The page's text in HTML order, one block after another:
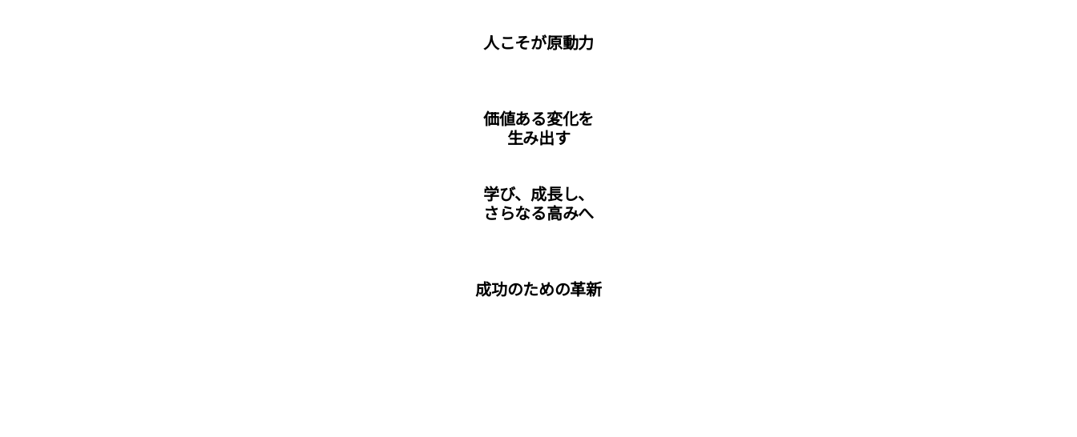
人こそが原動力
価値ある変化を
生み出す
学び、成長し、
さらなる高みへ
成功のための革新